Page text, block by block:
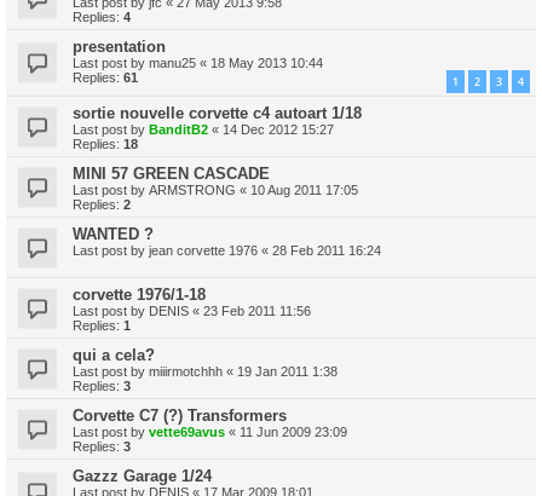
Replies: 4
presentation
Last post by manu25 « 18 May 2013 10:44
Replies: 61 1 2 3 4
sortie nouvelle corvette c4 autoart 1/18
Last post by BanditB2 « 14 Dec 2012 15:27
Replies: 18
MINI 57 GREEN CASCADE
Last post by ARMSTRONG « 10 Aug 2011 17:05
Replies: 2
WANTED ?
Last post by jean corvette 1976 « 28 Feb 2011 16:24
corvette 1976/1-18
Last post by DENIS « 23 Feb 2011 11:56
Replies: 1
qui a cela?
Last post by miiirmotchhh « 19 Jan 2011 1:38
Replies: 3
Corvette C7 (?) Transformers
Last post by vette69avus « 11 Jun 2009 23:09
Replies: 3
Gazzz Garage 1/24
Last post by DENIS « 17 Mar 2009 18:01